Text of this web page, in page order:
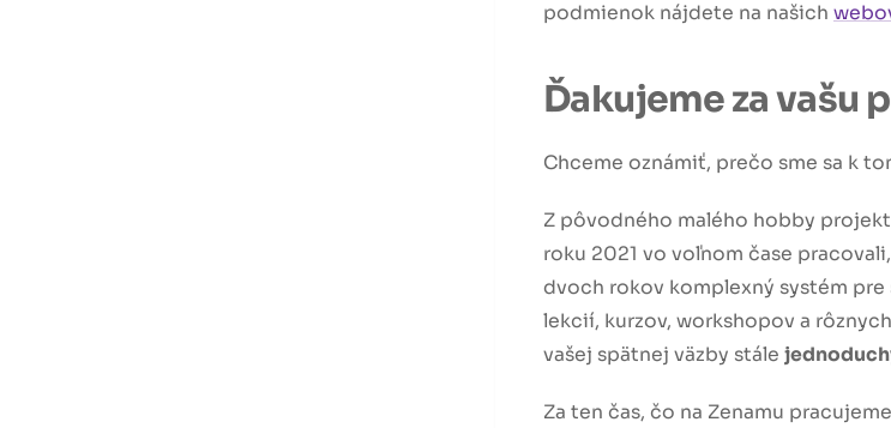
podmienok nájdete na našich
Ďakujeme za vašu
Chceme oznámiť, prečo sme sa k
Z pôvodného malého hobby
roku 2021 vo voľnom čase
dvoch rokov komplexný systém
lekcií, kurzov, workshopov a
vašej spätnej väzby stále
Za ten čas, čo na Zenamu